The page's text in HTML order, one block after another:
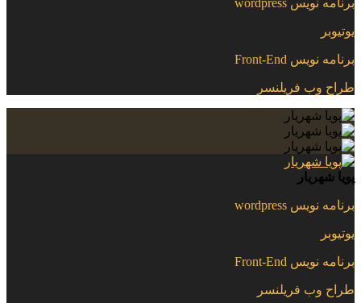
برنامه نویس wordpress
یوتیوبر
برنامه نویس Front-End
طراح وب فریلنسر
پویا شهریار
برنامه نویس wordpress
یوتیوبر
برنامه نویس Front-End
طراح وب فریلنسر